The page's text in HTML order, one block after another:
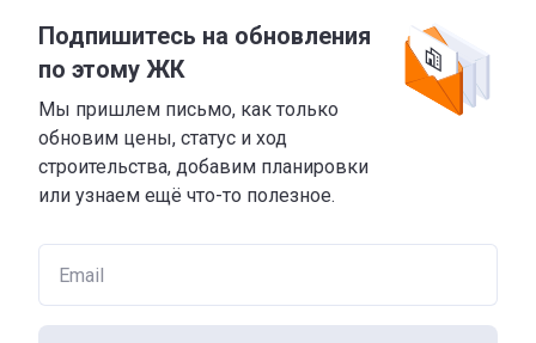
Подпишитесь на обновления
по этому ЖК
Мы пришлем письмо, как только
обновим цены, статус и ход
строительства, добавим планировки
или узнаем ещё что-то полезное.